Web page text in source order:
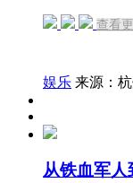
查看
娱乐 来源：
从铁血军